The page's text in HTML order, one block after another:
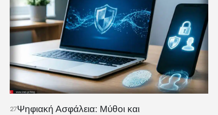
27Ψηφιακή Ασφάλεια: Μύθοι και